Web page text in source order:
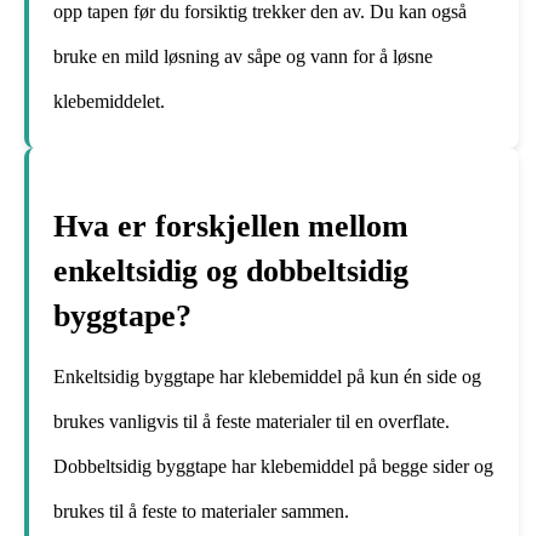
opp tapen før du forsiktig trekker den av. Du kan også
bruke en mild løsning av såpe og vann for å løsne
klebemiddelet.
Hva er forskjellen mellom
enkeltsidig og dobbeltsidig
byggtape?
Enkeltsidig byggtape har klebemiddel på kun én side og
brukes vanligvis til å feste materialer til en overflate.
Dobbeltsidig byggtape har klebemiddel på begge sider og
brukes til å feste to materialer sammen.